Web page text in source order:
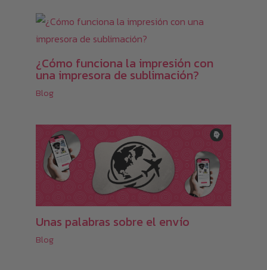
¿Cómo funciona la impresión con
una impresora de sublimación?
Blog
Unas palabras sobre el envío
Blog